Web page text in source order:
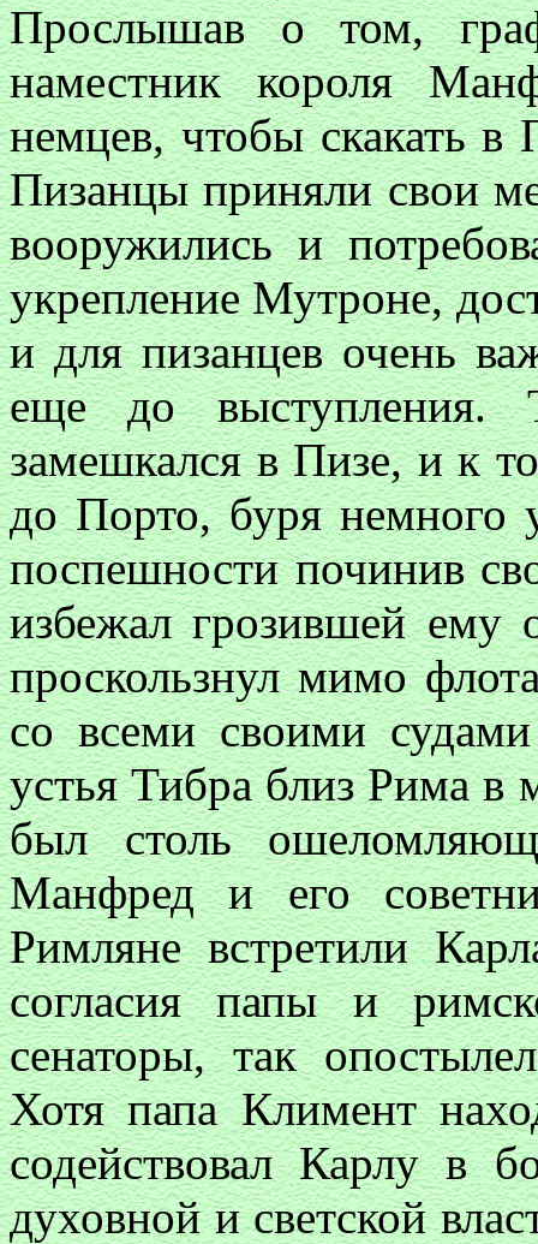
Прослышав о том,
наместник короля
немцев, чтобы скакать в
Пизанцы приняли свои
вооружились и
укрепление Мутроне,
и для пизанцев очень
еще до выступления.
замешкался в Пизе, и к
до Порто, буря немного
поспешности починив
избежал грозившей ему
проскользнул мимо
со всеми своими
устья Тибра близ Рима в
был столь
Манфред и его
Римляне встретили
согласия папы и
сенаторы, так
Хотя папа Климент
содействовал Карлу в
духовной и светской